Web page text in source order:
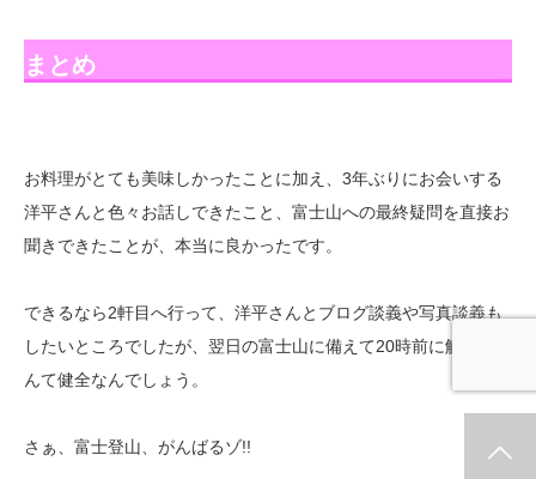
まとめ
お料理がとても美味しかったことに加え、3年ぶりにお会いする
洋平さんと色々お話しできたこと、富士山への最終疑問を直接お
聞きできたことが、本当に良かったです。
できるなら2軒目へ行って、洋平さんとブログ談義や写真談義も
したいところでしたが、翌日の富士山に備えて20時前に解散！な
んて健全なんでしょう。
さぁ、富士登山、がんばるゾ!!
お問合せ